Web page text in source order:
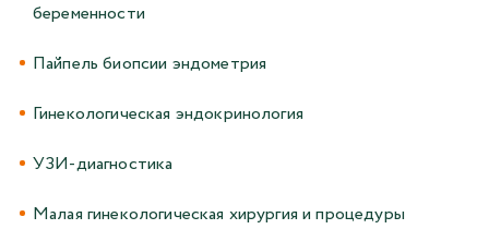
беременности
Пайпель биопсии эндометрия
Гинекологическая эндокринология
УЗИ-диагностика
Малая гинекологическая хирургия и процедуры